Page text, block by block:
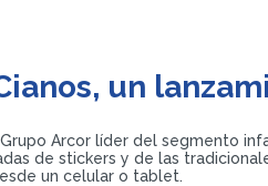
un
Arcor líder del segmento
de stickers y de las
un celular o tablet.